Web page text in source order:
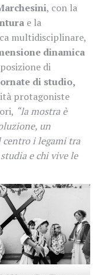
, con la
e la
multidisciplinare,
dinamica
di
di studio,
protagoniste
“la mostra è
un
i legami tra
e chi vive le